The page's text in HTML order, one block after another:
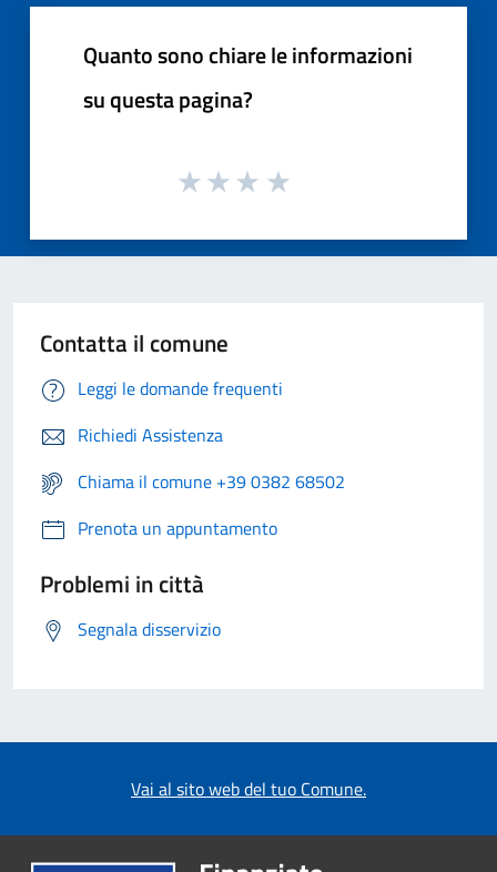
Quanto sono chiare le informazioni
su questa pagina?
Contatta il comune
Leggi le domande frequenti
Richiedi Assistenza
Chiama il comune +39 0382 68502
Prenota un appuntamento
Problemi in città
Segnala disservizio
Vai al sito web del tuo Comune.